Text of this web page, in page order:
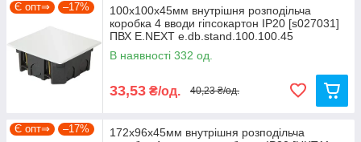
Є опт⇒ –17%
100х100х45мм внутрішня розподільча
коробка 4 вводи гіпсокартон IP20 [s027031]
ПВХ E.NEXT e.db.stand.100.100.45
В наявності 332 од.
33,53 ₴/од. 40,23 ₴/од.
Є опт⇒ –17%
172х96х45мм внутрішня розподільча